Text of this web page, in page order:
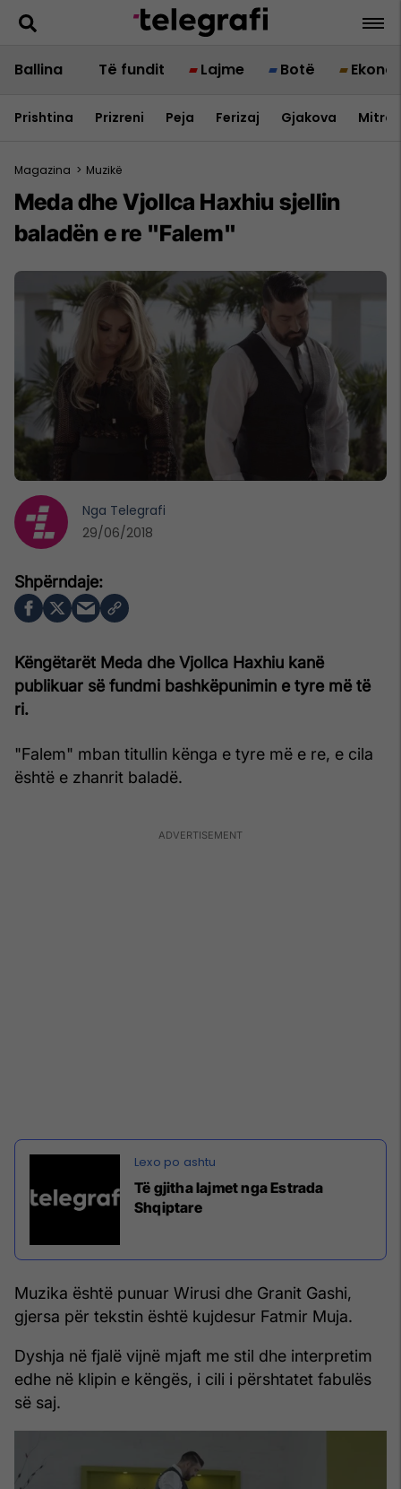
Ballina Të fundit Lajme Botë
Prishtina Prizreni Peja Ferizaj Gjakova
Magazina > Muzikë
Meda dhe Vjollca Haxhiu sjellin
baladën e re "Falem"
Këngëtarët Meda dhe Vjollca Haxhiu kanë
publikuar së fundmi bashkëpunimin e tyre më të
ri.
"Falem" mban titullin kënga e tyre më e re, e cila
është e zhanrit baladë.
Të gjitha lajmet nga Estrada
Shqiptare
Muzika është punuar Wirusi dhe Granit Gashi,
gjersa për tekstin është kujdesur Fatmir Muja.
Dyshja në fjalë vijnë mjaft me stil dhe interpretim
edhe në klipin e këngës, i cili i përshtatet fabulës
së saj.
Nga Telegrafi
29/06/2018